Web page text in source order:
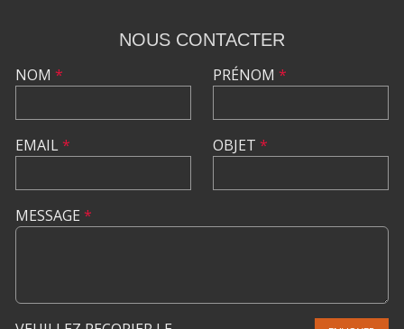
NOUS CONTACTER
NOM *
EMAIL*
PRÉNOM *
OBJET *
MESSAGE *